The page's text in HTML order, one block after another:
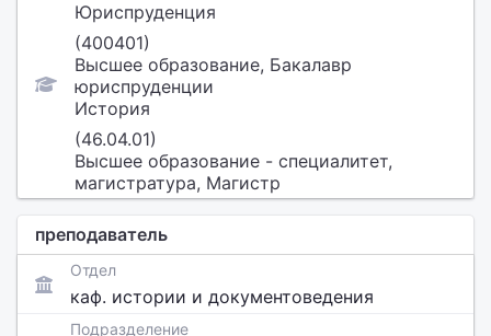
Юриспруденция
(400401)
Высшее образование, Бакалавр
юриспруденции
История
(46.04.01)
Высшее образование - специалитет,
магистратура, Магистр
преподаватель
Отдел
каф. истории и документоведения
Подразделение